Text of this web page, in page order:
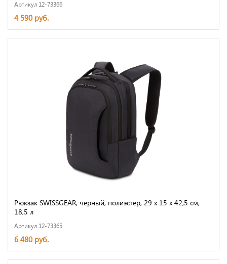
Артикул 12-73366
4 590 руб.
Рюкзак SWISSGEAR, черный, полиэстер, 29 х 15 х 42,5 см,
18,5 л
Артикул 12-73365
6 480 руб.